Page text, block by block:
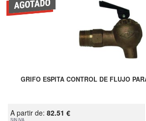
GRIFO ESPITA CONTROL DE FLUJO
A partir de: 82.51 €
SIN IVA